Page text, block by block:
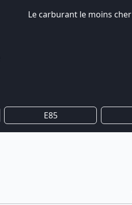
Le carburant le moins cher
E85